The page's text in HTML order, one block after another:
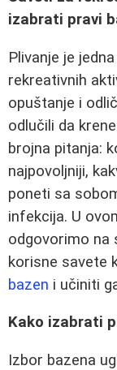
izabrati pravi
Plivanje je
rekreativnih
opuštanje i
odlučili da
brojna pitanja:
najpovoljniji,
poneti sa
infekcija. U
odgovorimo na
korisne savete
bazen i učiniti
Kako izabrati
Izbor bazena